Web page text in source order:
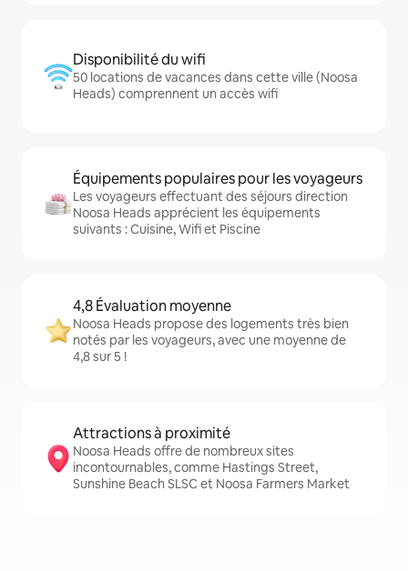
Disponibilité du wifi
50 locations de vacances dans cette ville (Noosa
Heads) comprennent un accès wifi
Équipements populaires pour les voyageurs
Les voyageurs effectuant des séjours direction
Noosa Heads apprécient les équipements
suivants : Cuisine, Wifi et Piscine
4,8 Évaluation moyenne
Noosa Heads propose des logements très bien
notés par les voyageurs, avec une moyenne de
4,8 sur 5 !
Attractions à proximité
Noosa Heads offre de nombreux sites
incontournables, comme Hastings Street,
Sunshine Beach SLSC et Noosa Farmers Market